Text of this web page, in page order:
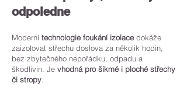
odpoledne
Moderní technologie foukání izolace dokáže
zaizolovat střechu doslova za několik hodin,
bez zbytečného nepořádku, odpadu a
škodlivin. Je vhodná pro šikmé i ploché střechy
či stropy